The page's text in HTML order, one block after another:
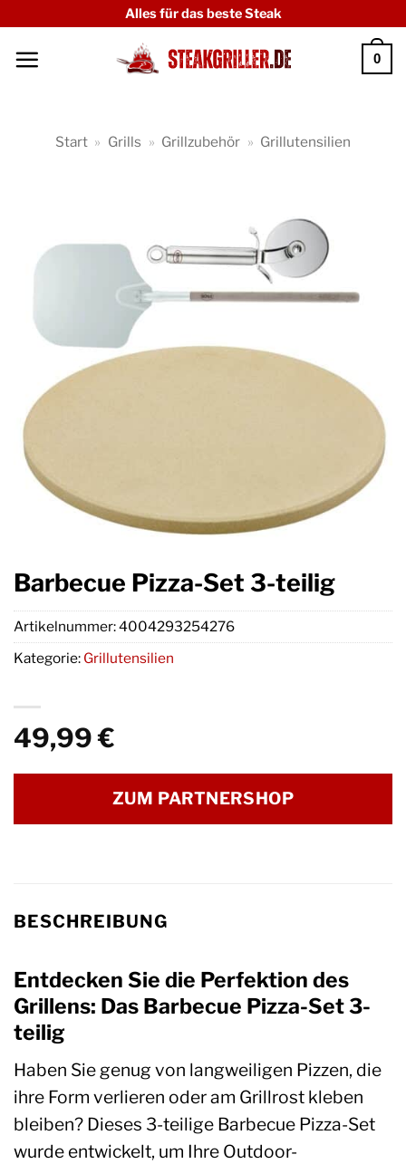
springen
Alles für das beste Steak
0
Start » Grills » Grillzubehör » Grillutensilien
Barbecue Pizza-Set 3-teilig
49,99€
ZUM PARTNERSHOP
Artikelnummer:4004293254276
Kategorie: Grillutensilien
BESCHREIBUNG
Entdecken Sie die Perfektion des
Grillens: Das Barbecue Pizza-Set 3-
teilig
Haben Sie genug von langweiligen Pizzen, die
ihre Form verlieren oder am Grillrost kleben
bleiben? Dieses 3-teilige Barbecue Pizza-Set
wurde entwickelt, um Ihre Outdoor-